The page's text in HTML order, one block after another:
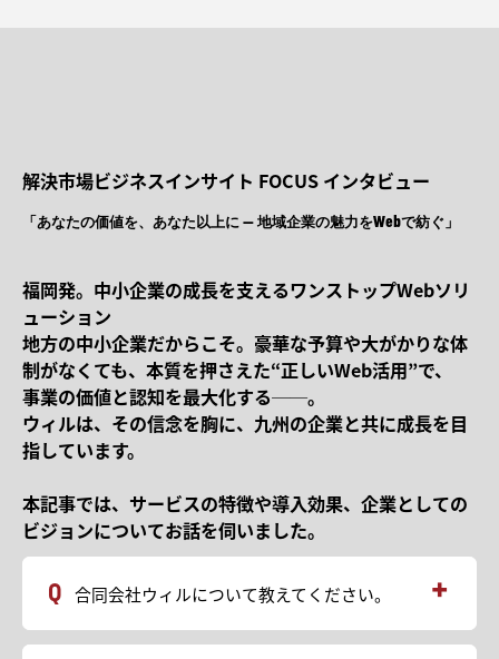
解決市場ビジネスインサイト FOCUS インタビュー
「あなたの価値を、あなた以上に — 地域企業の魅力をWebで紡ぐ」
福岡発。中小企業の成長を支えるワンストップWebソリ
ューション
地方の中小企業だからこそ。豪華な予算や大がかりな体
制がなくても、本質を押さえた“正しいWeb活用”で、
事業の価値と認知を最大化する──。
ウィルは、その信念を胸に、九州の企業と共に成長を目
指しています。
本記事では、サービスの特徴や導入効果、企業としての
ビジョンについてお話を伺いました。
合同会社ウィルについて教えてください。